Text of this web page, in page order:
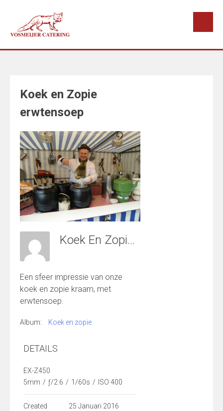
inhoud
Koek en Zopie
erwtensoep
Koek En Zopie Erwtensoep
Een sfeer impressie van onze
koek en zopie kraam, met
erwtensoep.
Album: Koek en zopie
DETAILS
EX-Z450
5mm / ƒ/2.6 / 1/60s / ISO 400
Created
25 Januari 2016